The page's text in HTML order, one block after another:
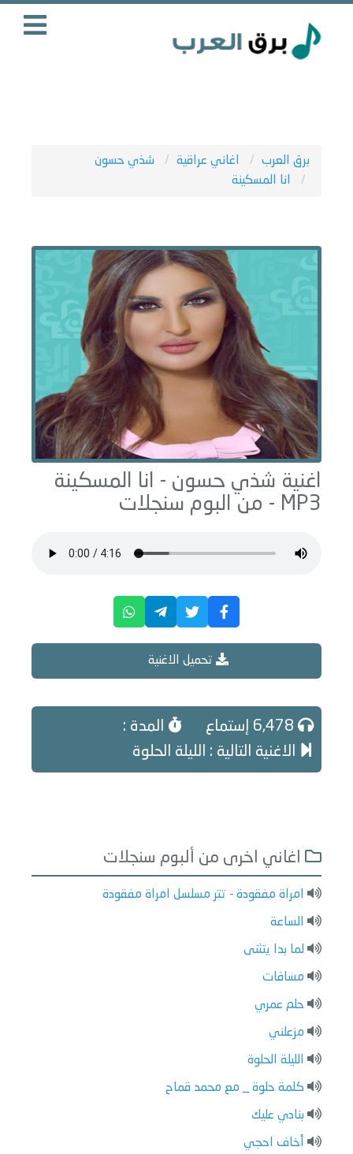
برق العرب اغاني عراقية
شذي حسون
انا المسكينة
اغنية شذي حسون - انا المسكينة
MP3 - من البوم
سنجلات
تحميل الاغنية
المدة :
الاغنية التالية : الليلة الحلوة
اغاني اخرى من ألبوم سنجلات
امراة مفقودة - تتر مسلسل امراة مفقودة
الساعة
لما بدا يتثنى
مسافات
حلم عمري
مزعلني
الليلة الحلوة
كلمة حلوة _ مع محمد قماح
بنادي عليك
أخاف احجي